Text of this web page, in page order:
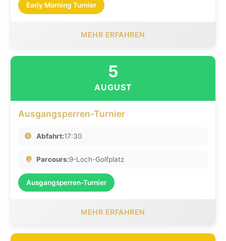
Early Morning Turnier
MEHR ERFAHREN
5
AUGUST
Ausgangsperren-Turnier
Abfahrt:17:30
Parcours:9-Loch-Golfplatz
Ausgangsperren-Turnier
MEHR ERFAHREN